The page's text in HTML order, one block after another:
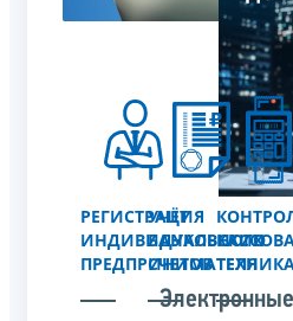
РЕГИСТРАЦИЯ
ИНДИВИДУАЛЬНОГО
ПРЕДПРИНИМАТЕЛЯ
УЧЁТ
БАНКОВСКИХ
СЧЕТОВ